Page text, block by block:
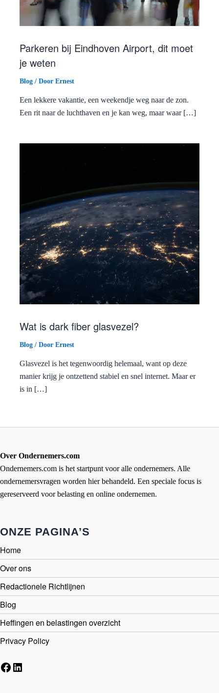
Parkeren bij Eindhoven Airport, dit moet
je weten
Blog / Door Ernest
Een lekkere vakantie, een weekendje weg naar de zon.
Een rit naar de luchthaven en je kan weg, maar waar […]
Wat is dark fiber glasvezel?
Blog / Door Ernest
Glasvezel is het tegenwoordig helemaal, want op deze
manier krijg je ontzettend stabiel en snel internet. Maar er
is in […]
Over Ondernemers.com
Ondernemers.com is het startpunt voor alle ondernemers. Alle
ondernemersvragen worden hier behandeld. Een speciale focus is
gereserveerd voor belasting en online ondernemen.
ONZE PAGINA’S
Home
Over ons
Redactionele Richtlijnen
Blog
Heffingen en belastingen overzicht
Privacy Policy
Facebook
LinkedIn